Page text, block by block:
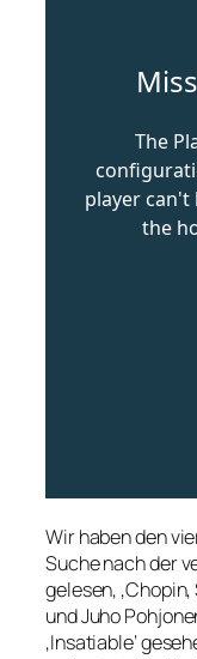
Wir haben den
Suche nach der
gelesen,
und Juho
‚Insatiable‘